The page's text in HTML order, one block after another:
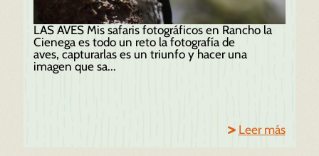
LAS AVES Mis safaris fotográficos en Rancho la
Cienega es todo un reto la fotografía de
aves, capturarlas es un triunfo y hacer una
imagen que sa...
Leer más